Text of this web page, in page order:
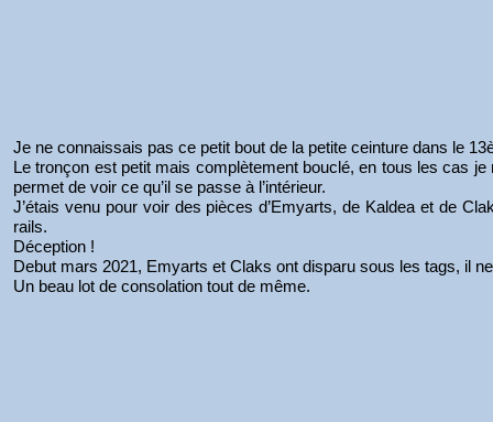
Je ne connaissais pas ce petit bout de la petite ceinture dans le
Le tronçon est petit mais complètement bouclé, en tous les cas
permet de voir ce qu’il se passe à l’intérieur.
J’étais venu pour voir des pièces d’Emyarts, de Kaldea et de
rails.
Déception !
Debut mars 2021, Emyarts et Claks ont disparu sous les tags, il
Un beau lot de consolation tout de même.